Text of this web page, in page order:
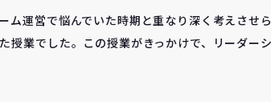
ム運営で悩んでいた時期と重なり深く考えさせ
授業でした。この授業がきっかけで、リーダー